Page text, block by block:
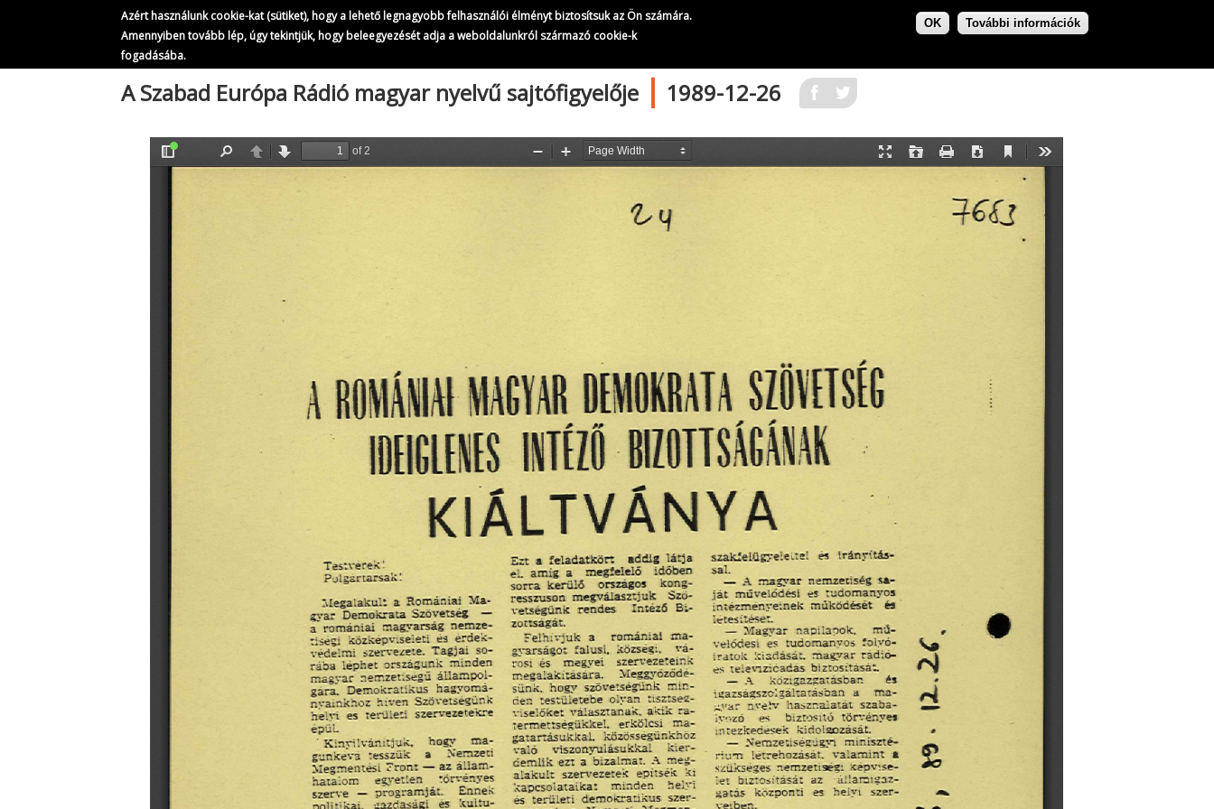
Azért használunk cookie-kat (sütiket), hogy a lehető legnagyobb felhasználói élményt biztosítsuk az Ön számára.
Amennyiben tovább lép, úgy tekintjük, hogy beleegyezését adja a weboldalunkról származó cookie-k
fogadásába.
OK További információk
A Szabad Európa Rádió magyar nyelvű sajtófigyelője
359/364
A Szabad Európa Rádió magyar nyelvű sajtófigyelője | 1989-12-26